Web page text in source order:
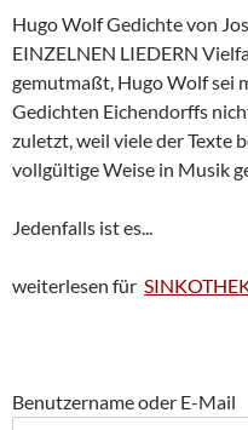
Hugo Wolf Gedichte von
EINZELNEN LIEDERN
gemutmaßt, Hugo Wolf sei
Gedichten Eichendorffs
zuletzt, weil viele der Texte
vollgültige Weise in Musik
Jedenfalls ist es...
weiterlesen für
Benutzername oder E-Mail